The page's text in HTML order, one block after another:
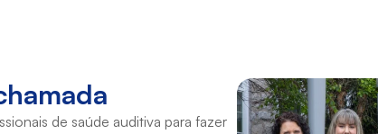
de saúde auditiva para fazer